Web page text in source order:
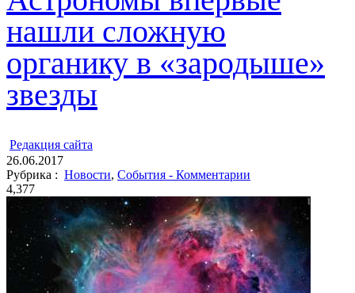
нашли сложную
органику в «зародыше»
звезды
Редакция cайта
26.06.2017
Рубрика : Новости, События - Комментарии
4,377